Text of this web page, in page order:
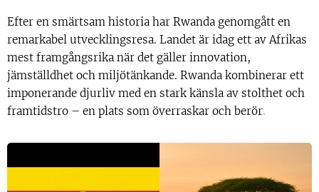
Efter en smärtsam historia har Rwanda genomgått en
remarkabel utvecklingsresa. Landet är idag ett av Afrikas
mest framgångsrika när det gäller innovation,
jämställdhet och miljötänkande. Rwanda kombinerar ett
imponerande djurliv med en stark känsla av stolthet och
framtidstro – en plats som överraskar och berör.